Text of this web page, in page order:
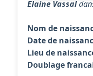
Elaine Vassal
Nom de
Date de
Lieu de
Doublage